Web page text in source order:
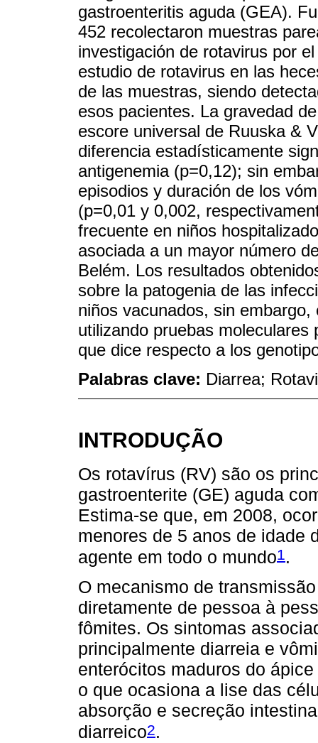
gastroenteritis aguda (GEA).
452 recolectaron muestras
investigación de rotavirus por
estudio de rotavirus en las
de las muestras, siendo
esos pacientes. La gravedad
escore universal de Ruuska &
diferencia estadísticamente
antigenemia (p=0,12); sin
episodios y duración de los
(p=0,01 y 0,002,
frecuente en niños
asociada a un mayor número
Belém. Los resultados
sobre la patogenia de las
niños vacunados, sin
utilizando pruebas
que dice respecto a los
Palabras clave: Diarrea;
INTRODUÇÃO
Os rotavírus (RV) são os
gastroenterite (GE) aguda
Estima-se que, em 2008,
menores de 5 anos de idade
agente em todo o mundo1.
O mecanismo de
diretamente de pessoa à
fômites. Os sintomas
principalmente diarreia e
enterócitos maduros do
o que ocasiona a lise das
absorção e secreção
diarreico2.